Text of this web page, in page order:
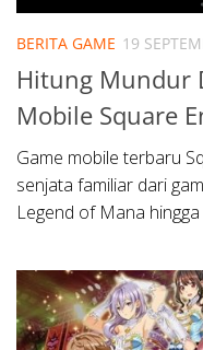
BERITA GAME 19
Hitung Mundur
Mobile Square
Game mobile terbaru
senjata familiar dari
Legend of Mana